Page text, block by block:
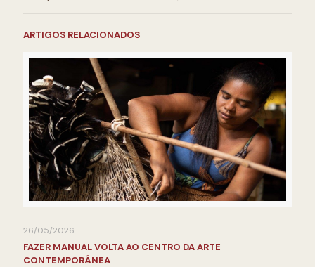
ARTIGOS RELACIONADOS
26/05/2026
FAZER MANUAL VOLTA AO CENTRO DA ARTE
CONTEMPORÂNEA